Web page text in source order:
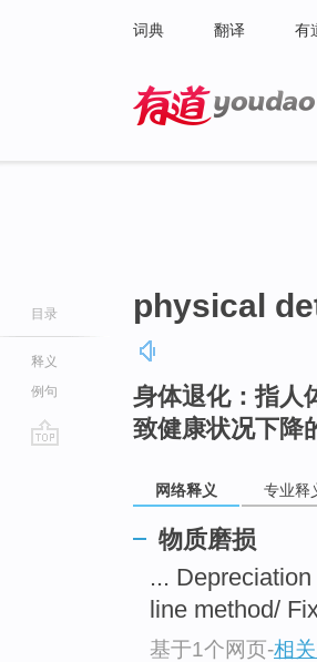
词典 翻译 有
目录
释义
例句
physical
身体退化：指人
致健康状况下降
网络释义 专业释
物质磨损
... Depreciation
line method/
基于1个网页-相